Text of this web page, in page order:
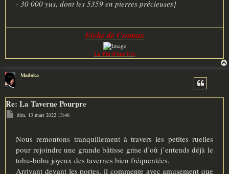
- 30 000 yus, dont les 5359 en pierres précieuses]
Fiche de Cromax
La Fin d'une Ere
Madoka
Re: La Taverne Pourpre
M
e
a
g
e
dim. 13 mars 2022 13:46
Nous remontons tranquillement à travers les petites ruelles
pour rejoindre une grande bâtisse grise d’où j’entends déjà le
tohu-bohu joyeux des tavernes bien fréquentées.
Arrivant devant les portes, il commente avec amusement que